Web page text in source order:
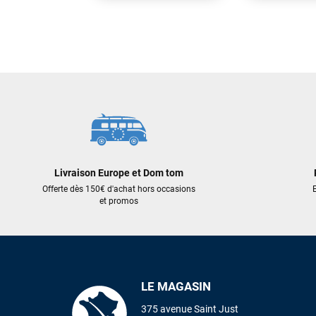
Livraison Europe et Dom tom
Offerte dès 150€ d'achat hors occasions
et promos
LE MAGASIN
375 avenue Saint Just